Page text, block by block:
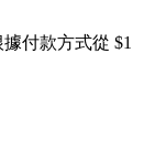
付款方式從 $1